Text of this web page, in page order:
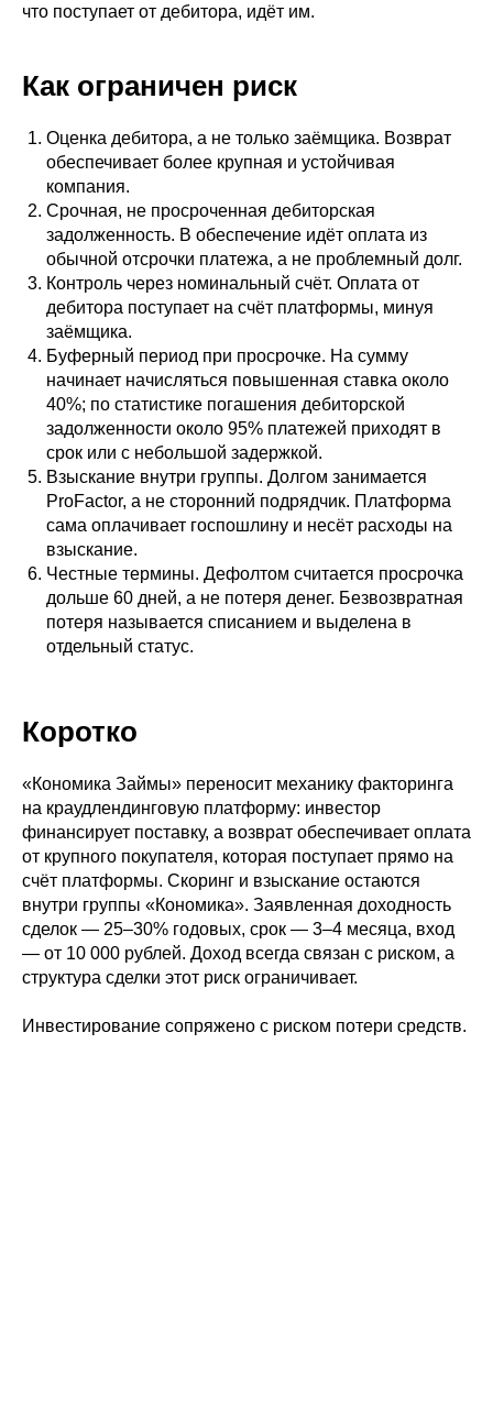
что поступает от дебитора, идёт им.
Как ограничен риск
Оценка дебитора, а не только заёмщика. Возврат
обеспечивает более крупная и устойчивая
компания.
Срочная, не просроченная дебиторская
задолженность. В обеспечение идёт оплата из
обычной отсрочки платежа, а не проблемный долг.
Контроль через номинальный счёт. Оплата от
дебитора поступает на счёт платформы, минуя
заёмщика.
Буферный период при просрочке. На сумму
начинает начисляться повышенная ставка около
40%; по статистике погашения дебиторской
задолженности около 95% платежей приходят в
срок или с небольшой задержкой.
Взыскание внутри группы. Долгом занимается
ProFactor, а не сторонний подрядчик. Платформа
сама оплачивает госпошлину и несёт расходы на
взыскание.
Честные термины. Дефолтом считается просрочка
дольше 60 дней, а не потеря денег. Безвозвратная
потеря называется списанием и выделена в
отдельный статус.
Коротко
«Кономика Займы» переносит механику факторинга
на краудлендинговую платформу: инвестор
финансирует поставку, а возврат обеспечивает оплата
от крупного покупателя, которая поступает прямо на
счёт платформы. Скоринг и взыскание остаются
внутри группы «Кономика». Заявленная доходность
сделок — 25–30% годовых, срок — 3–4 месяца, вход
— от 10 000 рублей. Доход всегда связан с риском, а
структура сделки этот риск ограничивает.
Инвестирование сопряжено с риском потери средств.
Свяжитесь с нами
Свяжитесь с нами и мы предложим